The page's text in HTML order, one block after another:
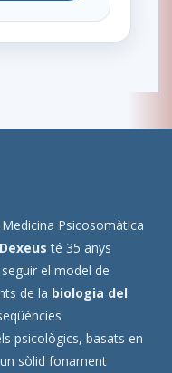
Psicosomàtica
té 35 anys
el model de
de la biologia del
psicològics, basats en
sòlid fonament